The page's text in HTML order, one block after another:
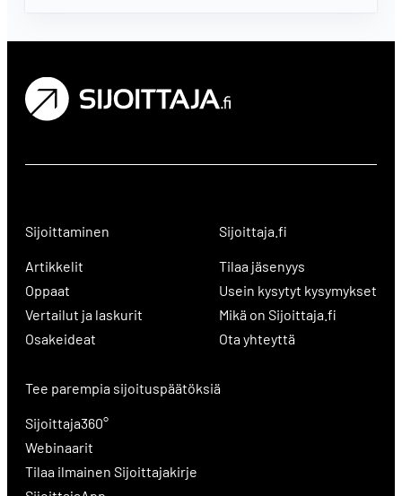
Sijoittaminen
Artikkelit
Oppaat
Vertailut ja laskurit
Osakeideat
Sijoittaja.fi
Tilaa jäsenyys
Usein kysytyt kysymykset
Mikä on Sijoittaja.fi
Ota yhteyttä
Tee parempia sijoituspäätöksiä
Sijoittaja360°
Webinaarit
Tilaa ilmainen Sijoittajakirje